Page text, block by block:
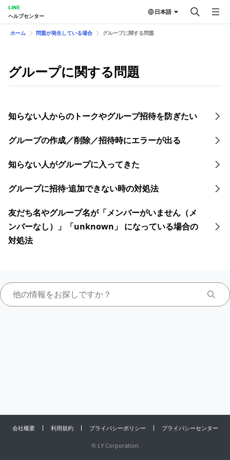
LINE
ヘルプセンター
日本語
ホーム 問題が発生している場合 グループに関する問題
グループに関する問題
知らない人からのトークやグループ招待を防ぎたい
グループの作成／削除／招待時にエラーが出る
知らない人がグループに入ってきた
グループに招待⋅追加できない時の対処法
友だち名やグループ名が「メンバーがいません（メ
ンバーなし）」「unknown」 になっている場合の
対処法
会社概要 利用規約 プライバシーポリシー プライバシーセンター
© LY Corporation